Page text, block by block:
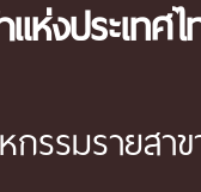
ห่งประเทศ
รรมรายสา